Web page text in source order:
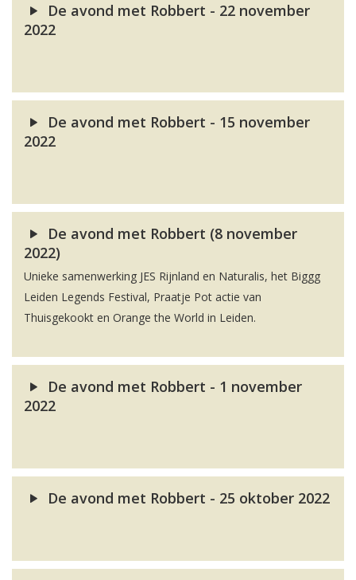
De avond met Robbert - 22 november
2022
De avond met Robbert - 15 november
2022
De avond met Robbert (8 november
2022)
Unieke samenwerking JES Rijnland en Naturalis, het Biggg
Leiden Legends Festival, Praatje Pot actie van
Thuisgekookt en Orange the World in Leiden.
De avond met Robbert - 1 november
2022
De avond met Robbert - 25 oktober 2022